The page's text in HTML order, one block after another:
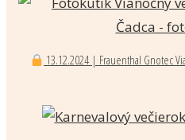
13.12.2024 | Frauenthal Gnotec